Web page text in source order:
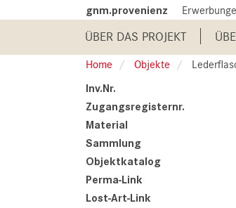
to
gnm.provenienz
Main
navigation
ÜBER DAS PROJEKT
Home Objekte
Inv.Nr.
Zugangsregisternr.
Material
Sammlung
Objektkatalog
Perma-Link
Lost-Art-Link